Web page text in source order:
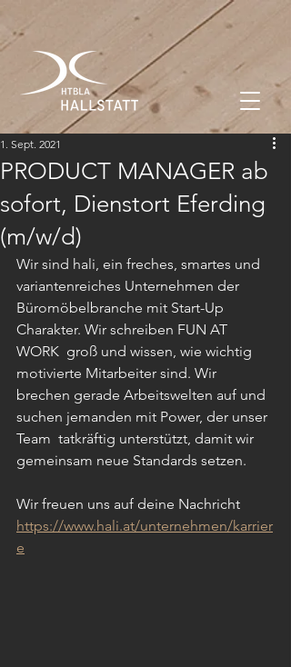
PRODUCT MANAGER ab
sofort, Dienstort Eferding
(m/w/d)
1. Sept. 2021
Wir sind hali, ein freches, smartes und
variantenreiches Unternehmen der
Büromöbelbranche mit Start-Up
Charakter. Wir schreiben FUN AT
WORK  groß und wissen, wie wichtig
motivierte Mitarbeiter sind. Wir
brechen gerade Arbeitswelten auf und
suchen jemanden mit Power, der unser
Team  tatkräftig unterstützt, damit wir
gemeinsam neue Standards setzen.
Wir freuen uns auf deine Nachricht
https://www.hali.at/unternehmen/karrier
e